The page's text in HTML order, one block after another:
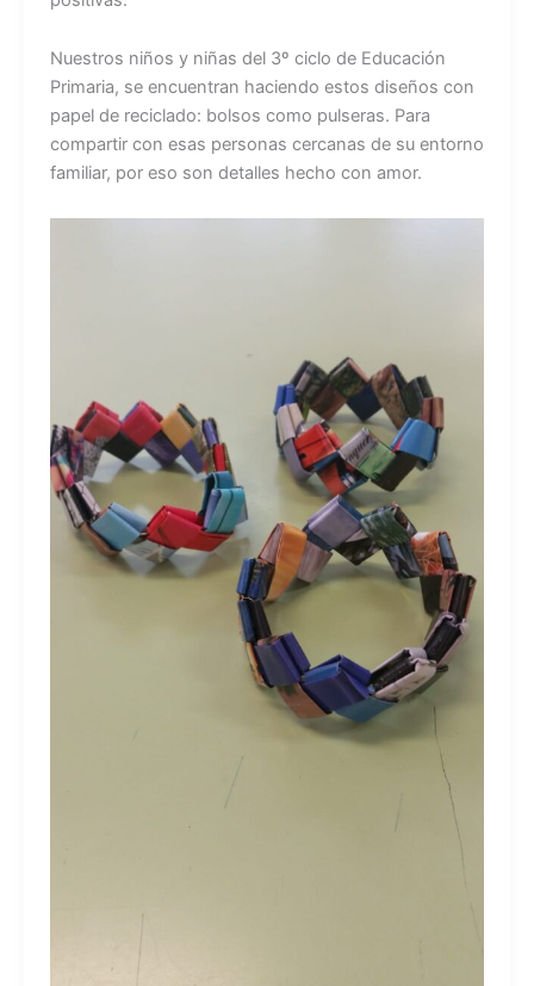
Nuestros niños y niñas del 3º ciclo de Educación
Primaria, se encuentran haciendo estos diseños con
papel de reciclado: bolsos como pulseras. Para
compartir con esas personas cercanas de su entorno
familiar, por eso son detalles hecho con amor.